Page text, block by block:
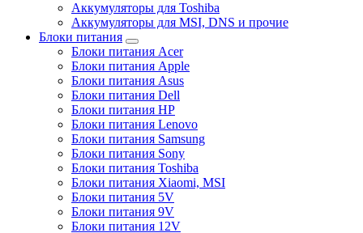
Аккумуляторы для Toshiba
Аккумуляторы для MSI, DNS и прочие
Блоки питания
Блоки питания Acer
Блоки питания Apple
Блоки питания Asus
Блоки питания Dell
Блоки питания HP
Блоки питания Lenovo
Блоки питания Samsung
Блоки питания Sony
Блоки питания Toshiba
Блоки питания Xiaomi, MSI
Блоки питания 5V
Блоки питания 9V
Блоки питания 12V